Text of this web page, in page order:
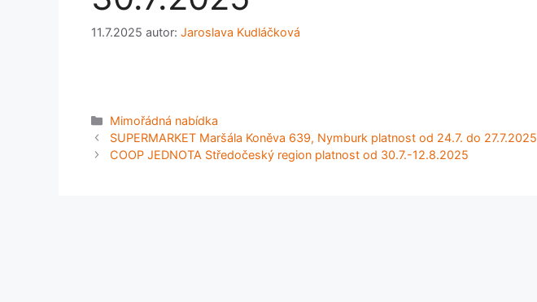
11.7.2025 autor: Jaroslava Kudláčková
Rubriky
Mimořádná nabídka
SUPERMARKET Maršála Koněva 639, Nymburk platnost od 24.7. do 27.7.2025
COOP JEDNOTA Středočeský region platnost od 30.7.-12.8.2025